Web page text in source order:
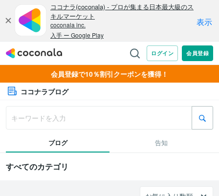
会員登録で10％割引クーポンを獲得！
ココナラブログ
ブログ 告知
すべてのカテゴリ